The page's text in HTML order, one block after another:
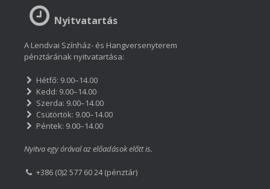
Nyitvatartás
A Lendvai Színház- és Hangversenyterem
pénztárának nyitvatartása:
Hétfő: 9.00–14.00
Kedd: 9.00–14.00
Szerda: 9.00–14.00
Csütörtök: 9.00–14.00
Péntek: 9.00–14.00
Nyitva egy órával az előadások előtt is.
+386 (0)2 577 60 24 (pénztár)